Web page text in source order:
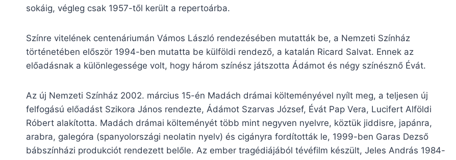
sokáig, végleg csak 1957-től került a repertoárba.
Színre vitelének centenáriumán Vámos László rendezésében mutatták be, a Nemzeti Színház
történetében először 1994-ben mutatta be külföldi rendező, a katalán Ricard Salvat. Ennek az
előadásnak a különlegessége volt, hogy három színész játszotta Ádámot és négy színésznő Évát.
Az új Nemzeti Színház 2002. március 15-én Madách drámai költeményével nyílt meg, a teljesen új
felfogású előadást Szikora János rendezte, Ádámot Szarvas József, Évát Pap Vera, Lucifert Alföldi
Róbert alakította. Madách drámai költeményét több mint negyven nyelvre, köztük jiddisre, japánra,
arabra, galegóra (spanyolországi neolatin nyelv) és cigányra fordították le, 1999-ben Garas Dezső
bábszínházi produkciót rendezett belőle. Az ember tragédiájából tévéfilm készült, Jeles András 1984-